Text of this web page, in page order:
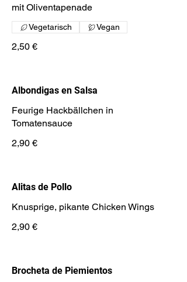
mit Oliventapenade
2,50 €
Vegetarisch Vegan
Albondigas en Salsa
Feurige Hackbällchen in
Tomatensauce
2,90 €
Alitas de Pollo
Knusprige, pikante Chicken Wings
2,90 €
Brocheta de Piemientos